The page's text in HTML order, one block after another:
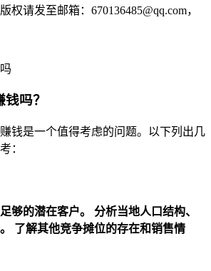
权请发至邮箱：670136485@qq.com，
吗？
钱是一个值得考虑的问题。以下列出几
：
够的潜在客户。
分析当地人口结构、
了解其他竞争摊位的存在和销售情